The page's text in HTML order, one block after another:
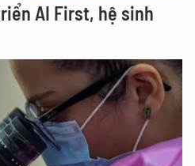
AI First, hệ sinh